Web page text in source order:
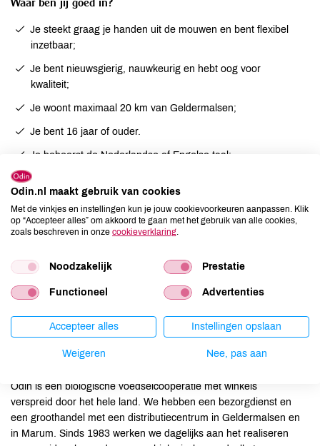
Je steekt graag je handen uit de mouwen en bent flexibel
inzetbaar;
Je bent nieuwsgierig, nauwkeurig en hebt oog voor
kwaliteit;
Je woont maximaal 20 km van Geldermalsen;
Je bent 16 jaar of ouder.
Je beheerst de Nederlandse of Engelse taal;
Eerst meer weten of gelijk solliciteren?
Heb je nog vragen over deze functie? Stuur dan een mail ter
e.blom@odin.nl
. Heb je geen vragen maar wil je gelijk
solliciteren? Wij vragen je alleen te solliciteren als je
beschikbaar bent op de aangegeven tijden. Schrijf dan een e-
samen met je cv aansolliciteren@odin.nl
Odin is een biologische voedselcoöperatie met winkels
verspreid door het hele land. We hebben een bezorgdienst en
een groothandel met een distributiecentrum in Geldermalsen en
in Marum. Sinds 1983 werken we dagelijks aan het realiseren
Odin.nl maakt gebruik van cookies
Met de vinkjes en instellingen kun je jouw cookievoorkeuren aanpassen. Klik
op “Accepteer alles” om akkoord te gaan met het gebruik van alle cookies,
zoals beschreven in onze cookieverklaring
Noodzakelijk Prestatie
Functioneel Advertenties
Accepteer alles Instellingen opslaan
Weigeren Nee, pas aan